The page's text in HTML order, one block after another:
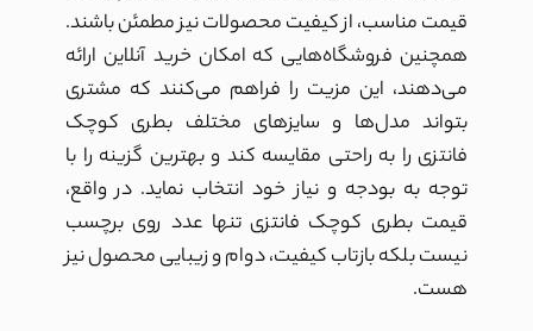
قیمت مناسب، از کیفیت محصولات نیز مطمئن باشند.
همچنین فروشگاه‌هایی که امکان خرید آنلاین ارائه
می‌دهند، این مزیت را فراهم می‌کنند که مشتری
بتواند مدل‌ها و سایزهای مختلف بطری کوچک
فانتزی را به راحتی مقایسه کند و بهترین گزینه را با
توجه به بودجه و نیاز خود انتخاب نماید. در واقع،
قیمت بطری کوچک فانتزی تنها عدد روی برچسب
نیست بلکه بازتاب کیفیت، دوام و زیبایی محصول نیز
هست.